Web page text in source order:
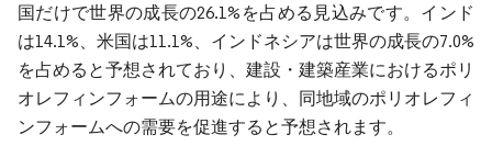
国だけで世界の成長の26.1%を占める見込みです。インド
は14.1%、米国は11.1%、インドネシアは世界の成長の7.0%
を占めると予想されており、建設・建築産業におけるポリ
オレフィンフォームの用途により、同地域のポリオレフィ
ンフォームへの需要を促進すると予想されます。